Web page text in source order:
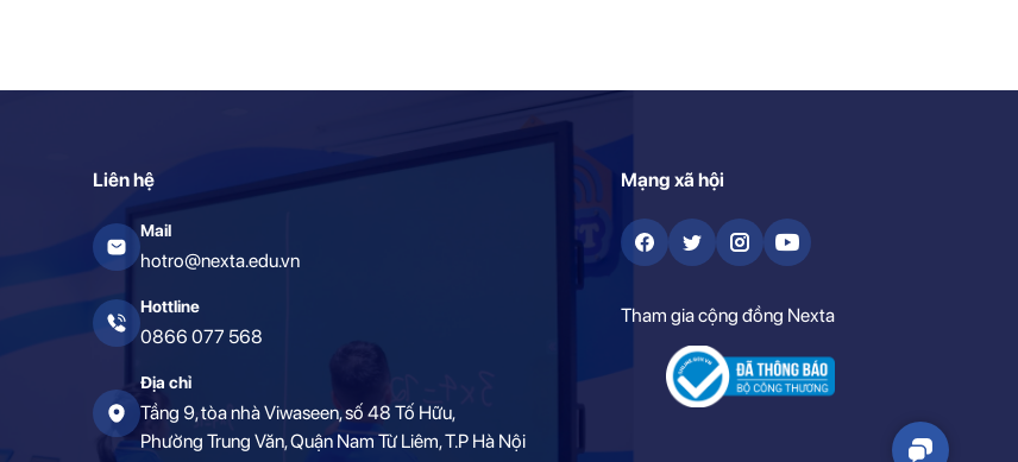
Liên hệ
Mail
hotro@nexta.edu.vn
Hottline
0866 077 568
Địa chỉ
Tầng 9, tòa nhà Viwaseen, số 48 Tố Hữu,
Phường Trung Văn, Quận Nam Từ Liêm, T.P Hà Nội
Mạng xã hội
Tham gia cộng đồng Nexta